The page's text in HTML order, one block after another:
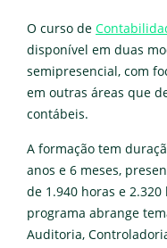
O curso de
disponível em duas
semipresencial, com
em outras áreas que
contábeis.
A formação tem
anos e 6 meses,
de 1.940 horas e
programa abrange
Auditoria,